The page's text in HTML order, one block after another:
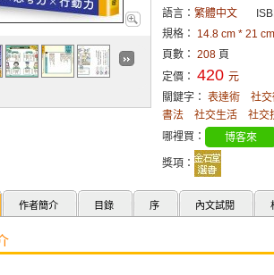
語言： 繁體中文
規格： 14.8 cm *
頁數： 208 頁
定價： 420 元
關鍵字： 表達術 社
書法
社交生活
社交
哪裡買：
博客來
獎項：
作者簡介 目錄 序 內文試閱